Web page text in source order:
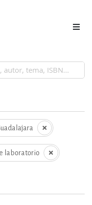
laboratorio